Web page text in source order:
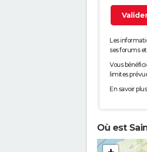
Les
ses forums
Vous
limites
En savoir
Où est